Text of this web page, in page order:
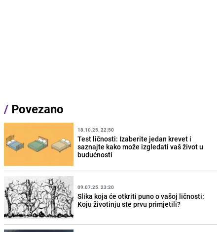
/ Povezano
18.10.25. 22:50
Test ličnosti: Izaberite jedan krevet i
saznajte kako može izgledati vaš život u
budućnosti
09.07.25. 23:20
Slika koja će otkriti puno o vašoj ličnosti:
Koju životinju ste prvu primjetili?